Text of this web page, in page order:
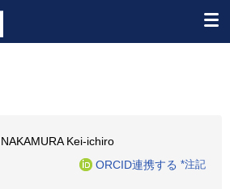
NAKAMURA Kei-ichiro
ORCID連携する *注記